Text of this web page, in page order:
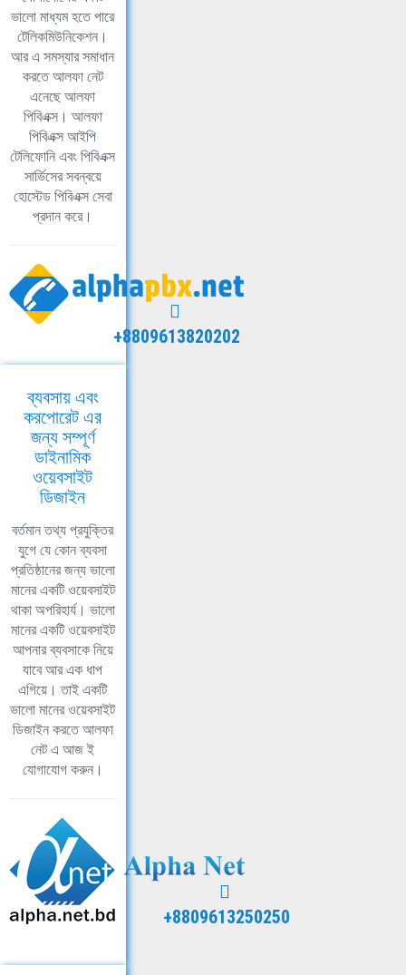
ভালো মাধ্যম হতে পারে
টেলিকমিউনিকেশন।
আর এ সমস্যার সমাধান
করতে আলফা নেট
এনেছে আলফা
পিবিএক্স। আলফা
পিবিএক্স আইপি
টেলিফোনি এবং পিবিএক্স
সার্ভিসের সবন্বয়ে
হোস্টেড পিবিএক্স সেবা
প্রদান করে।
+8809613820202
ব্যবসায় এবং
করপোরেট এর
জন্য সম্পূর্ণ
ডাইনামিক
ওয়েবসাইট
ডিজাইন
বর্তমান তথ্য প্রযুক্তির
যুগে যে কোন ব্যবসা
প্রতিষ্ঠানের জন্য ভালো
মানের একটি ওয়েবসাইট
থাকা অপরিহার্য। ভালো
মানের একটি ওয়েবসাইট
আপনার ব্যবসাকে নিয়ে
যাবে আর এক ধাপ
এগিয়ে। তাই একটি
ভালো মানের ওয়েবসাইট
ডিজাইন করতে আলফা
নেট এ আজ ই
যোগাযোগ করুন।
+8809613250250